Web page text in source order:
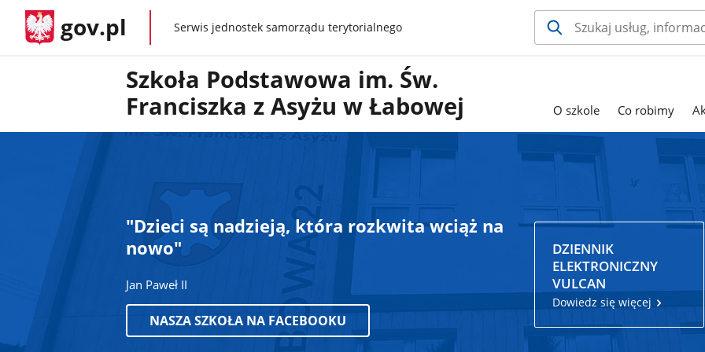
gov.pl gov.plSerwis jednostek samorządu terytorialnego
Szkoła Podstawowa im. Św.
Franciszka z Asyżu w Łabowej
O szkole Co robimy
"Dzieci są nadzieją, która rozkwita wciąż na
nowo"
Jan Paweł II
NASZA SZKOŁA NA FACEBOOKU
DZIENNIK
ELEKTRONICZNY
VULCAN
Dowiedz się więcej